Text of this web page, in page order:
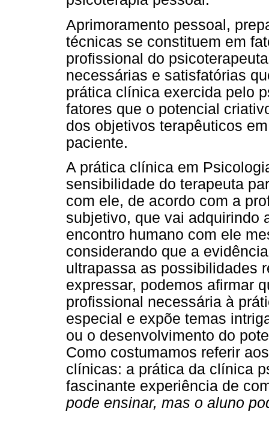
Aprimoramento pessoal,
técnicas se constituem em
profissional do
necessárias e satisfatórias
prática clínica exercida pelo
fatores que o potencial
dos objetivos terapêuticos
paciente.
A prática clínica em
sensibilidade do terapeuta
com ele, de acordo com a
subjetivo, que vai adquirindo
encontro humano com ele
considerando que a
ultrapassa as possibilidades
expressar, podemos afirmar
profissional necessária à
especial e expõe temas
ou o desenvolvimento do
Como costumamos referir
clínicas: a prática da clínica
fascinante experiência de
pode ensinar, mas o aluno